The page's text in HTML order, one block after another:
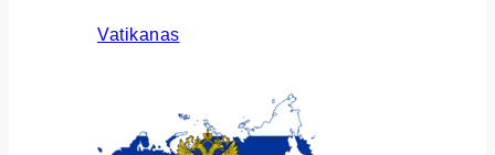
Vatikanas